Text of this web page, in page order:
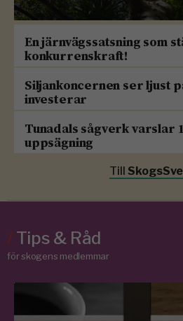
En järnvägssatsning som
konkurrenskraft!
Siljankoncernen ser ljust
investerar
Tunadals sågverk varslar
uppsägning
Till
/Tips & Råd
för skogens medlemmar